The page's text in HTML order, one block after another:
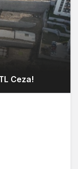
Ceza!